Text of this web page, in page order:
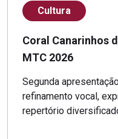
Cultura
Coral Canarinhos
MTC 2026
Segunda
refinamento vocal,
repertório